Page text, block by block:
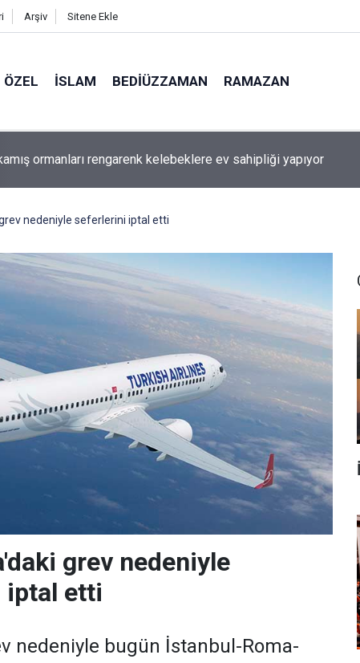
Arşiv Sitene Ekle
ÖZEL İSLAM BEDIÜZZAMAN RAMAZAN
ormanları rengarenk kelebeklere ev sahipliği yapıyor
nedeniyle seferlerini iptal etti
grev nedeniyle
iptal etti
nedeniyle bugün İstanbul-Roma-